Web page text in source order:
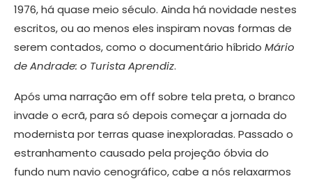
1976, há quase meio século. Ainda há novidade nestes
escritos, ou ao menos eles inspiram novas formas de
serem contados, como o documentário híbrido Mário
de Andrade: o Turista Aprendiz.
Após uma narração em off sobre tela preta, o branco
invade o ecrã, para só depois começar a jornada do
modernista por terras quase inexploradas. Passado o
estranhamento causado pela projeção óbvia do
fundo num navio cenográfico, cabe a nós relaxarmos